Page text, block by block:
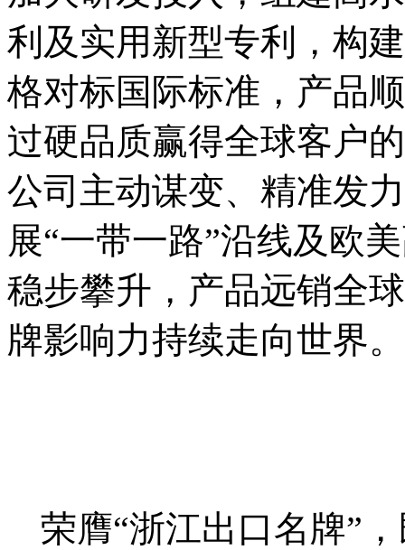
利及实用新型专利，构
格对标国际标准，产品
过硬品质赢得全球客户
公司主动谋变、精准发
展“一带一路”沿线及欧
稳步攀升，产品远销全
牌影响力持续走向世界。
荣膺“浙江出口名牌”